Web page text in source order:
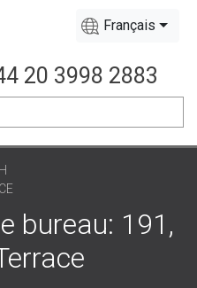
Français
20 3998 2883
bureau: 191,